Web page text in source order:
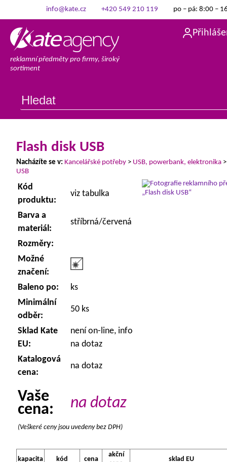
info@kate.cz +420 549 210 119 po – pá: 8:00 –
reklamní předměty pro firmy, široký
sortiment
Flash disk USB
Nacházíte se v: Kancelářské potřeby > USB, powerbank, elektronika
USB
Kód
produktu:
viz tabulka
Barva a
materiál:
stříbrná/červená
Rozměry:
Možné
značení:
Baleno po:
ks
Minimální
odběr:
50 ks
Sklad Kate
EU:
není on-line, info
na dotaz
Katalogová
cena:
na dotaz
Vaše
cena:
na dotaz
(Veškeré ceny jsou uvedeny bez DPH)
kapacita kód cena
akční
sklad EU